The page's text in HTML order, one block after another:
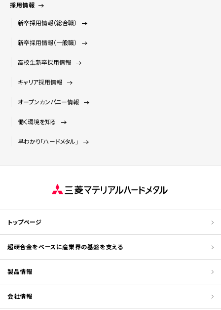
採用情報
新卒採用情報（総合職）
新卒採用情報（一般職）
高校生新卒採用情報
キャリア採用情報
オープンカンパニー情報
働く環境を知る
早わかり「ハードメタル」
トップページ
超硬合金をベースに産業界の基盤を支える
製品情報
会社情報